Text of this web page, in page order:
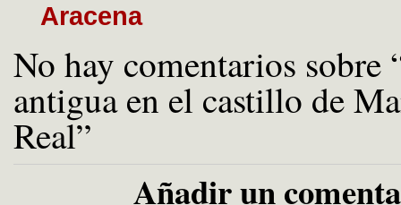
Aracena
No hay comentarios sobre
antigua en el castillo de
Real”
Añadir un